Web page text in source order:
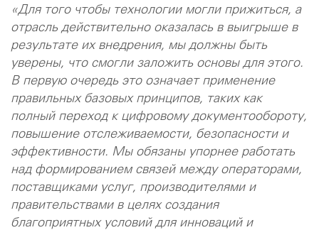
«Для того чтобы технологии могли прижиться, а
отрасль действительно оказалась в выигрыше в
результате их внедрения, мы должны быть
уверены, что смогли заложить основы для этого.
В первую очередь это означает применение
правильных базовых принципов, таких как
полный переход к цифровому документообороту,
повышение отслеживаемости, безопасности и
эффективности. Мы обязаны упорнее работать
над формированием связей между операторами,
поставщиками услуг, производителями и
правительствами в целях создания
благоприятных условий для инноваций и